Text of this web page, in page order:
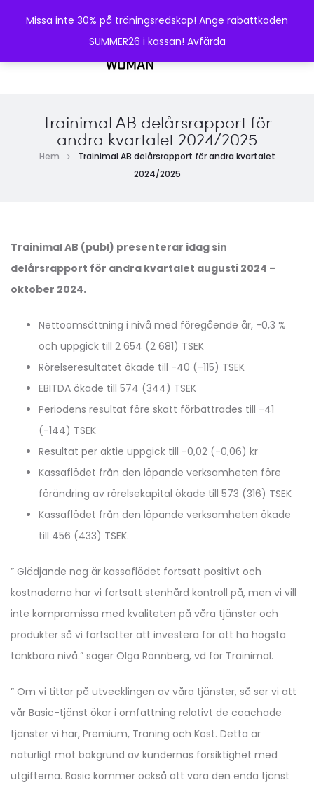
Missa inte 30% på träningsredskap! Ange rabattkoden
SUMMER26 i kassan! Avfärda
Trainimal AB delårsrapport för
andra kvartalet 2024/2025
Hem
Trainimal AB delårsrapport för andra kvartalet
2024/2025
Trainimal AB (publ) presenterar idag sin
delårsrapport för andra kvartalet augusti 2024 –
oktober 2024.
Nettoomsättning i nivå med föregående år, -0,3 %
och uppgick till 2 654 (2 681) TSEK
Rörelseresultatet ökade till -40 (-115) TSEK
EBITDA ökade till 574 (344) TSEK
Periodens resultat före skatt förbättrades till -41
(-144) TSEK
Resultat per aktie uppgick till -0,02 (-0,06) kr
Kassaflödet från den löpande verksamheten före
förändring av rörelsekapital ökade till 573 (316) TSEK
Kassaflödet från den löpande verksamheten ökade
till 456 (433) TSEK.
” Glädjande nog är kassaflödet fortsatt positivt och
kostnaderna har vi fortsatt stenhård kontroll på, men vi vill
inte kompromissa med kvaliteten på våra tjänster och
produkter så vi fortsätter att investera för att ha högsta
tänkbara nivå.” säger Olga Rönnberg, vd för Trainimal.
” Om vi tittar på utvecklingen av våra tjänster, så ser vi att
vår Basic-tjänst ökar i omfattning relativt de coachade
tjänster vi har, Premium, Träning och Kost. Detta är
naturligt mot bakgrund av kundernas försiktighet med
utgifterna. Basic kommer också att vara den enda tjänst